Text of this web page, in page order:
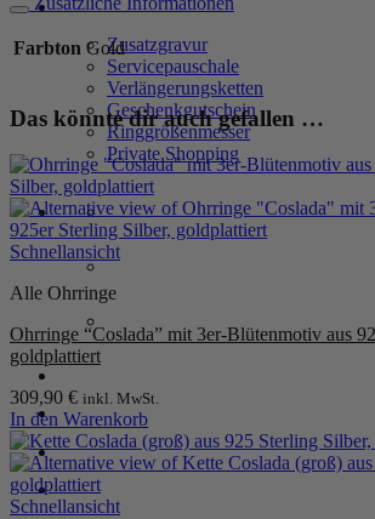
SERVICE
Zusatzgravur
Servicepauschale
Verlängerungsketten
Geschenkgutschein
Ringgrößenmesser
Private Shopping
Warenkorb /0,00€ 0
3er-
Blumenmotiv
aus
Sterling
Silber,
goldplattiert
Menge
Farbton Gold
Das könnte dir auch gefallen …
Schnellansicht
Alle Ohrringe
Ohrringe “Coslada” mit 3er-Blütenmotiv aus
goldplattiert
309,90 € inkl. MwSt.
In den Warenkorb
Schnellansicht